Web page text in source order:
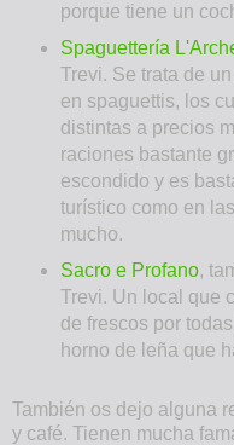
porque tiene un
Spaguettería
Trevi. Se trata de
en spaguettis, los
distintas a precios
raciones bastante
escondido y es
turístico como en
mucho.
Sacro e Profano,
Trevi. Un local que
de frescos por
horno de leña que
También os dejo alguna
y café. Tienen mucha